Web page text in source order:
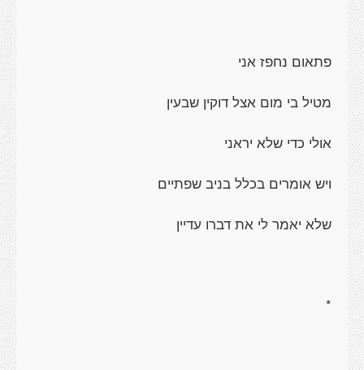
פתאום נחפז אני
מטיל בי מום אצל דוקין שבעין
אולי כדי שלא יראני
ויש אומרים בכלל בניב שפתיים
שלא יאמר לי את דברו עדיין
*